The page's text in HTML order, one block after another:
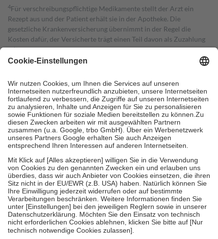
4Für verschreibungspflichtige Medikamente stellt der Arzt ein
Rezept aus und der Patient erhält sie in der Apotheke. Die
gesetzliche Krankenversicherung übernimmt in der Regel die
Kosten dafür, der Versicherte trägt einen Teil davon als Zuzahlung
mit.
Grundsätzlich leisten Mitglieder Zuzahlungen in Höhe von zehn
höchstens zehn Euro.
Es sind jedoch nie mehr als die tatsächlichen
Kosten der Leistung zu entrichten.
Diese Regeln gelten grundsätzlich auch für Online-Apotheken.
Bei Heilmitteln und häuslicher Krankenpflege beträgt die
Zuzahlung zehn Prozent der Kosten sowie zehn Euro je
Verordnung.
Um das Engagement der Versicherten für ihre eigene Gesundheit zu
stärken und die besondere Stellung der Familie zu unterstützen,
fallenkeine Zuzahlungenan bei:
• Kindern und Jugendlichen bis zum vollendeten 18. Lebensjahr
mit Ausnahme der Fahrkosten
• Untersuchungen zur Vorsorge und Früherkennung, die von der
GKV getragen werden
• empfohlenen Schutzimpfungen
• Harn- und Blutteststreifen